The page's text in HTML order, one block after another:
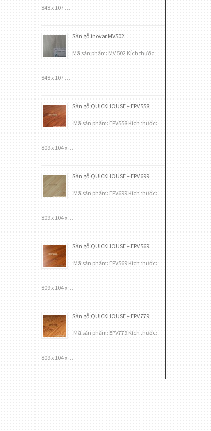
848 x 107 …
Sàn gỗ inovar MV502
Mã sản phẩm: MV 502 Kích thước:
848 x 107 …
Sàn gỗ QUICKHOUSE – EPV 558
Mã sản phẩm: EPV558 Kích thước:
809 x 104 x …
Sàn gỗ QUICKHOUSE – EPV 699
Mã sản phẩm: EPV699 Kích thước:
809 x 104 x …
Sàn gỗ QUICKHOUSE – EPV 569
Mã sản phẩm: EPV569 Kích thước:
809 x 104 x …
Sàn gỗ QUICKHOUSE – EPV 779
Mã sản phẩm: EPV779 Kích thước:
809 x 104 x …